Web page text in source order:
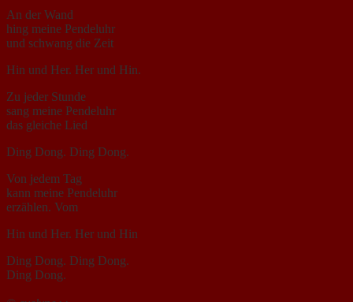
An der Wand
hing meine Pendeluhr
und schwang die Zeit
Hin und Her. Her und Hin.
Zu jeder Stunde
sang meine Pendeluhr
das gleiche Lied
Ding Dong. Ding Dong.
Von jedem Tag
kann meine Pendeluhr
erzählen. Vom
Hin und Her. Her und Hin
Ding Dong. Ding Dong.
Ding Dong.